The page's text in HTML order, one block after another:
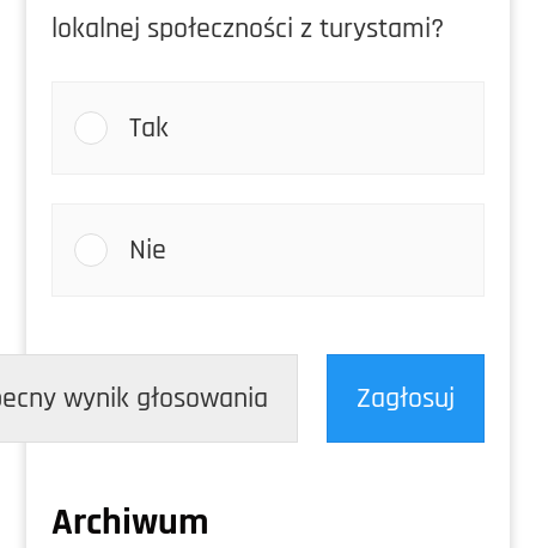
lokalnej społeczności z turystami?
Tak
Nie
wynik głosowania Zagłosuj
Archiwum